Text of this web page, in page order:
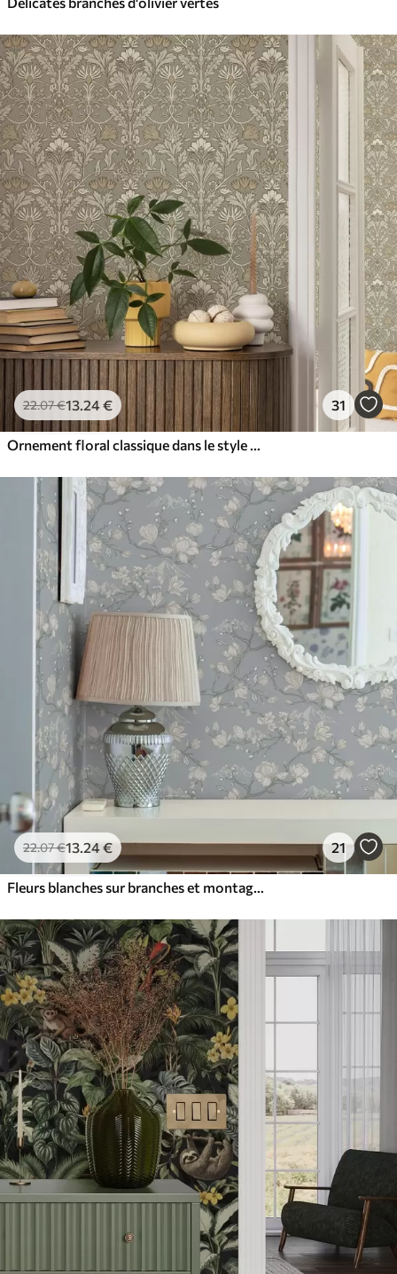
22.07€13.24€ 31
Ornement floral classique dans le style de William Morris
22.07€13.24€ 21
Fleurs blanches sur branches et montagnes sur fond bleu